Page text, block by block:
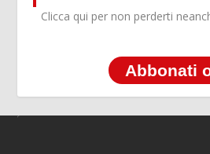
Clicca qui per non perderti
Abbonati